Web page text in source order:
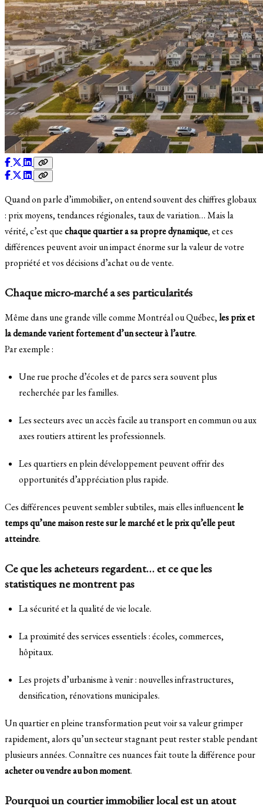
Quand on parle d’immobilier, on entend souvent des chiffres globaux
: prix moyens, tendances régionales, taux de variation… Mais la
vérité, c’est quechaque quartier a sa propre dynamique, et ces
différences peuvent avoir un impact énorme sur la valeur de votre
propriété et vos décisions d’achat ou de vente.
Chaque micro-marché a ses particularités
Même dans une grande ville comme Montréal ou Québec,les prix et
la demande varient fortement d’un secteur à l’autre.
Par exemple :
Une rue proche d’écoles et de parcs sera souvent plus
recherchée par les familles.
Les secteurs avec un accès facile au transport en commun ou aux
axes routiers attirent les professionnels.
Les quartiers en plein développement peuvent offrir des
opportunités d’appréciation plus rapide.
Ces différences peuvent sembler subtiles, mais elles influencentle
temps qu’une maison reste sur le marché et le prix qu’elle peut
atteindre.
Ce que les acheteurs regardent… et ce que les
statistiques ne montrent pas
La sécurité et la qualité de vie locale.
La proximité des services essentiels : écoles, commerces,
hôpitaux.
Les projets d’urbanisme à venir : nouvelles infrastructures,
densification, rénovations municipales.
Un quartier en pleine transformation peut voir sa valeur grimper
rapidement, alors qu’un secteur stagnant peut rester stable pendant
plusieurs années. Connaître ces nuances fait toute la différence pour
acheter ou vendre au bon moment.
Pourquoi un courtier immobilier local est un atout